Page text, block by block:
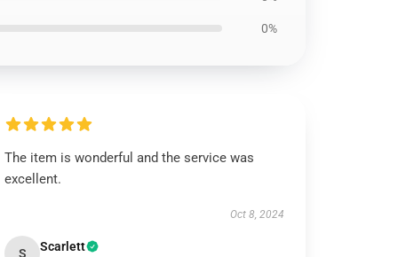
0%
The item is wonderful and the service was
excellent.
Oct 8, 2024
S Scarlett